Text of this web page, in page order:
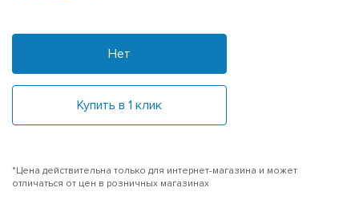
Нет
Купить в 1 клик
*Цена действительна только для интернет-магазина и может
отличаться от цен в розничных магазинах